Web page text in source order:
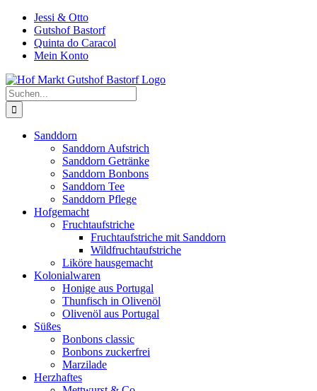
Zum
Inhalt
springen
Jessi & Otto
Gutshof Bastorf
Quinta do Caracol
Mein Konto
Suche
nach:
Sanddorn
Sanddorn Aufstrich
Sanddorn Getränke
Sanddorn Bonbons
Sanddorn Tee
Sanddorn Pflege
Hofgemacht
Fruchtaufstriche
Fruchtaufstriche mit Sanddorn
Wildfruchtaufstriche
Liköre hausgemacht
Kolonialwaren
Honige aus Portugal
Thunfisch in Olivenöl
Olivenöl aus Portugal
Süßes
Bonbons classic
Bonbons zuckerfrei
Marzilade
Herzhaftes